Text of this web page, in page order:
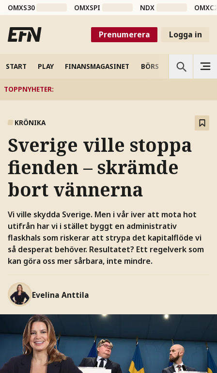
OMXS30 OMXSPI NDX
Prenumerera Logga in
START PLAY FINANSMAGASINET BÖRS VETENSKAP
TOPPNYHETER:
KRÖNIKA
Sverige ville stoppa
fienden – skrämde
bort vännerna
Vi ville skydda Sverige. Men i vår iver att mota hot
utifrån har vi i stället byggt en administrativ
flaskhals som riskerar att strypa det kapitalflöde vi
så desperat behöver. Resultatet? Ett regelverk som
kan göra oss mer sårbara, inte mindre.
Evelina Anttila